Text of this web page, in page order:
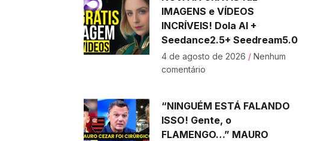
IMAGENS e VÍDEOS
INCRÍVEIS! Dola AI +
Seedance2.5+ Seedream5.0
4 de agosto de 2026 Nenhum
comentário
“NINGUÉM ESTÁ FALANDO
ISSO! Gente, o
FLAMENGO…” MAURO